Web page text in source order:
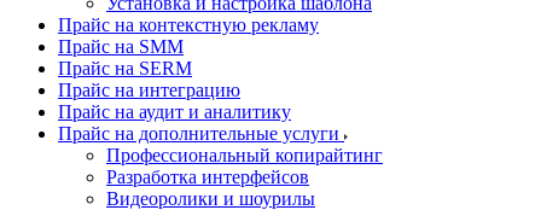
Прайс на контекстную рекламу
Прайс на SMM
Прайс на SERM
Прайс на интеграцию
Прайс на аудит и аналитику
Прайс на дополнительные услуги
Профессиональный копирайтинг
Разработка интерфейсов
Видеоролики и шоурилы